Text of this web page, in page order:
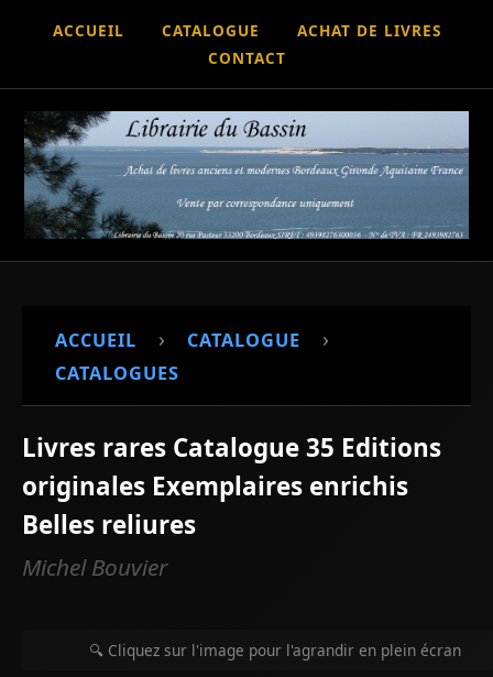
ACCUEIL CATALOGUE
ACHAT DE LIVRES
CONTACT
ACCUEIL › CATALOGUE ›
CATALOGUES
Livres rares Catalogue 35 Editions
originales Exemplaires enrichis
Belles reliures
Michel Bouvier
🔍 Cliquez sur l'image pour l'agrandir en plein écran